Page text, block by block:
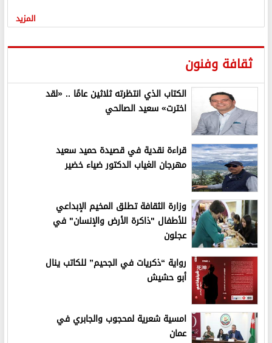
المزيد
ثقافة وفنون
الكتاب الذي انتظرته ثلاثين عامًا .. «لقد
اخترت» سعيد الصالحي
قراءة نقدية في قصيدة حميد سعيد
مهرجان الغياب الدكتور ضياء خضير
وزارة الثقافة تطلق المخيم الإبداعي
للأطفال "ذاكرة الأرض والإنسان" في
عجلون
رواية “ذكريات في الجحيم” للكاتب ينال
أبو حشيش
امسية شعرية لمحجوب والجابري في
عمان